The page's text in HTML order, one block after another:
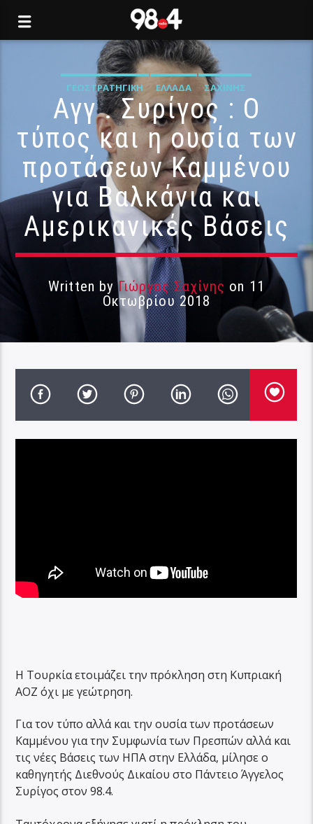
ΓΕΩΣΤΡΑΤΗΓΙΚΉ ΕΛΛΆΔΑ ΣΑΧΊΝΗΣ
Αγγ . Συρίγος : Ο
τύπος και η ουσία των
προτάσεων Καμμένου
για Βαλκάνια και
Αμερικανικές Βάσεις
Written byΓιώργος Σαχίνης on 11
Οκτωβρίου 2018
Η Τουρκία ετοιμάζει την πρόκληση στη Κυπριακή
ΑΟΖ όχι με γεώτρηση.
Για τον τύπο αλλά και την ουσία των προτάσεων
Καμμένου για την Συμφωνία των Πρεσπών αλλά και
τις νέες Βάσεις των ΗΠΑ στην Ελλάδα, μίλησε ο
καθηγητής Διεθνούς Δικαίου στο Πάντειο Άγγελος
Συρίγος στον 98.4.